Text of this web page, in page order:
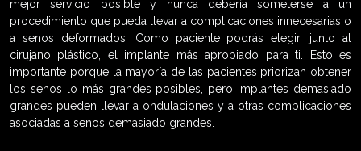
mejor servicio posible y nunca debería someterse a un
procedimiento que pueda llevar a complicaciones innecesarias o
a senos deformados. Como paciente podrás elegir, junto al
cirujano plástico, el implante más apropiado para ti. Esto es
importante porque la mayoría de las pacientes priorizan obtener
los senos lo más grandes posibles, pero implantes demasiado
grandes pueden llevar a ondulaciones y a otras complicaciones
asociadas a senos demasiado grandes.